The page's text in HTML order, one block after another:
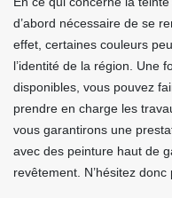
d’abord nécessaire de se
effet, certaines couleurs
l’identité de la région. Une
disponibles, vous pouvez
prendre en charge les
vous garantirons une
avec des peinture haut de
revêtement. N’hésitez